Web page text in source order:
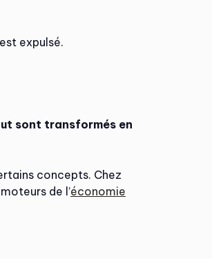
expulsé.
sont transformés en
concepts. Chez
de l’économie